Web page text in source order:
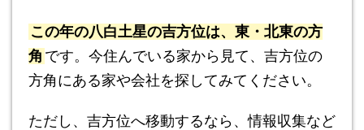
この年の八白土星の吉方位は、東・北東の方
角 です。今住んでいる家から見て、吉方位の
方角にある家や会社を探してみてください。
ただし、吉方位へ移動するなら、情報収集など